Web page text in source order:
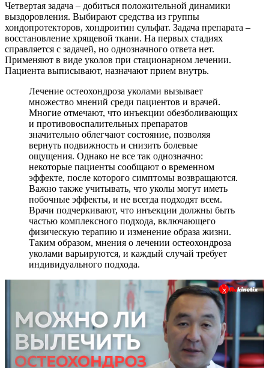
Четвертая задача – добиться положительной динамики
выздоровления. Выбирают средства из группы
хондопротекторов, хондроитин сульфат. Задача препарата –
восстановление хрящевой ткани. На первых стадиях
справляется с задачей, но однозначного ответа нет.
Применяют в виде уколов при стационарном лечении.
Пациента выписывают, назначают прием внутрь.
Лечение остеохондроза уколами вызывает
множество мнений среди пациентов и врачей.
Многие отмечают, что инъекции обезболивающих
и противовоспалительных препаратов
значительно облегчают состояние, позволяя
вернуть подвижность и снизить болевые
ощущения. Однако не все так однозначно:
некоторые пациенты сообщают о временном
эффекте, после которого симптомы возвращаются.
Важно также учитывать, что уколы могут иметь
побочные эффекты, и не всегда подходят всем.
Врачи подчеркивают, что инъекции должны быть
частью комплексного подхода, включающего
физическую терапию и изменение образа жизни.
Таким образом, мнения о лечении остеохондроза
уколами варьируются, и каждый случай требует
индивидуального подхода.